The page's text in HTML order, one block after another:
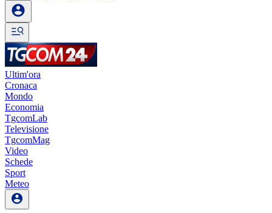
Ultim'ora
Cronaca
Mondo
Economia
TgcomLab
Televisione
TgcomMag
Video
Schede
Sport
Meteo